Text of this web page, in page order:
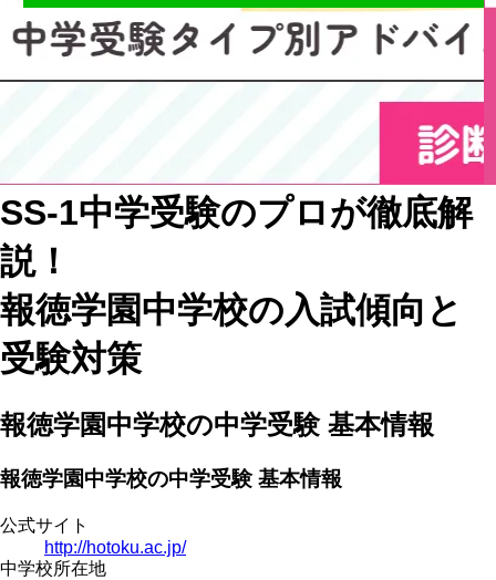
SS-1中学受験のプロが徹底解
説！
報徳学園中学校の入試傾向と
受験対策
報徳学園中学校の中学受験 基本情報
報徳学園中学校の中学受験 基本情報
公式サイト
http://hotoku.ac.jp/
中学校所在地